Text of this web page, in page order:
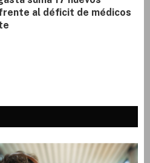
al déficit de médicos